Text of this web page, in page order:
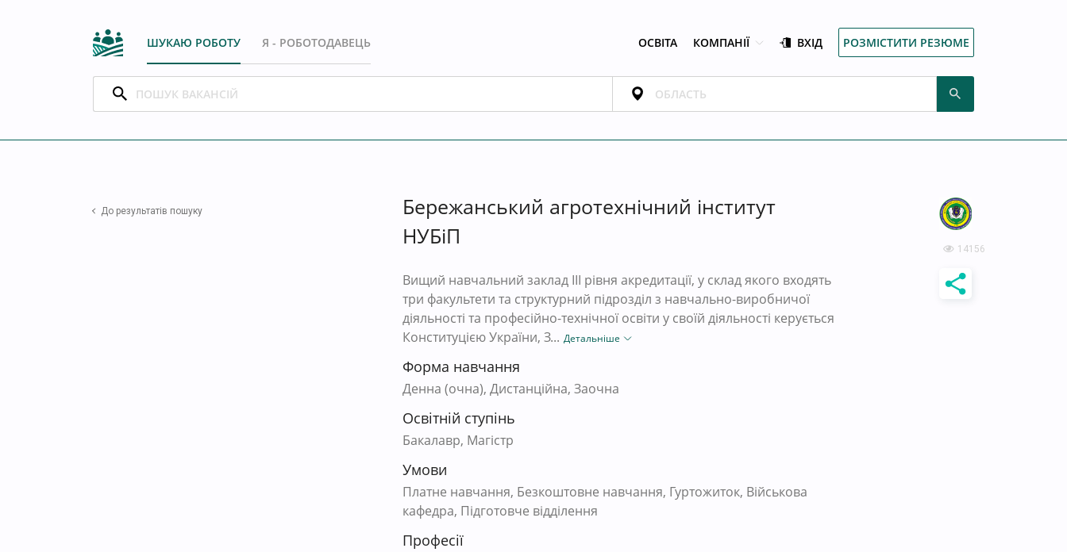
ШУКАЮ РОБОТУ Я - РОБОТОДАВЕЦЬ ОСВІТА КОМПАНІЇ ВХІД РОЗМІСТИТИ РЕЗЮМЕ
До результатів пошуку
Бережанський агротехнічний інститут
НУБіП
Вищий навчальний заклад III рівня акредитації, у склад якого входять
три факультети та структурний підрозділ з навчально-виробничої
діяльності та професійно-технічної освіти у своїй діяльності керується
Конституцією України, З... Детальніше
Форма навчання
Денна (очна), Дистанційна, Заочна
Освітній ступінь
Бакалавр, Магістр
Умови
Платне навчання, Безкоштовне навчання, Гуртожиток, Військова
кафедра, Підготовче відділення
Професії
14156